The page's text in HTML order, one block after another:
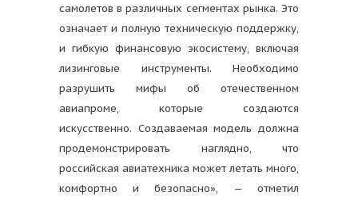
самолетов в различных сегментах рынка. Это
означает и полную техническую поддержку,
и гибкую финансовую экосистему, включая
лизинговые инструменты. Необходимо
разрушить мифы об отечественном
авиапроме, которые создаются
искусственно. Создаваемая модель должна
продемонстрировать наглядно, что
российская авиатехника может летать много,
комфортно и безопасно», — отметил